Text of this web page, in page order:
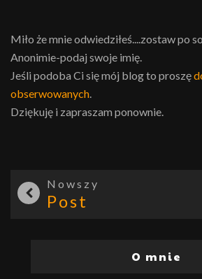
Miło że mnie odwiedziłeś....zostaw po
Anonimie-podaj swoje imię.
Jeśli podoba Ci się mój blog to proszę
obserwowanych
Dziękuję i zapraszam ponownie.
Nowszy
Post
O mnie